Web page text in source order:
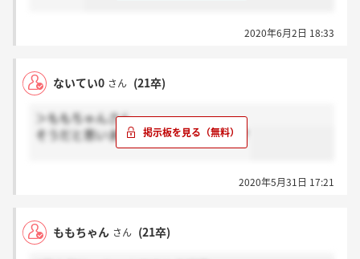
2020年6月2日 18:33
ないてい0 さん (21卒)
＞ももちゃんさん
そうだと思います。電話なんですかね？
2020年5月31日 17:21
ももちゃん さん (21卒)